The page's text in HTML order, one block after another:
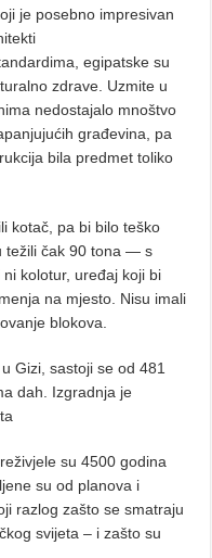
je posebno impresivan
egipatske su
zdrave. Uzmite u
nedostajalo mnoštvo
građevina, pa
bila predmet toliko
kotač, pa bi bilo teško
težili čak 90 tona — s
kolotur, uređaj koji bi
na mjesto. Nisu imali
blokova.
Gizi, sastoji se od 481
dah. Izgradnja je
su 4500 godina
su od planova i
razlog zašto se smatraju
svijeta – i zašto su